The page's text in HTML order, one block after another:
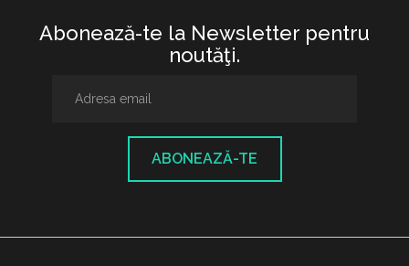
Abonează-te la Newsletter pentru
noutăţi.
ABONEAZĂ-TE